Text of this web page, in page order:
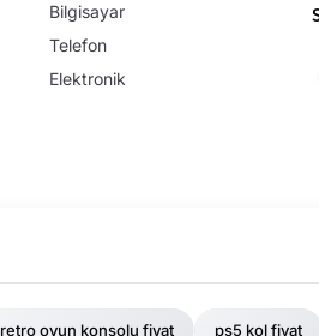
Bilgisayar
Telefon
Elektronik
retro oyun konsolu fiyat ps5 kol fiyat